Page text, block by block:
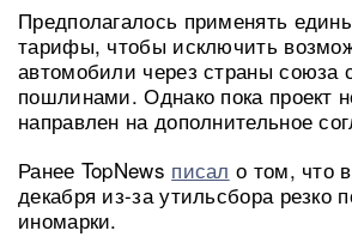
Предполагалось применять
тарифы, чтобы исключить
автомобили через страны союза
пошлинами. Однако пока проект
направлен на дополнительное
Ранее TopNews писал о том, что
декабря из-за утильсбора резко
иномарки.